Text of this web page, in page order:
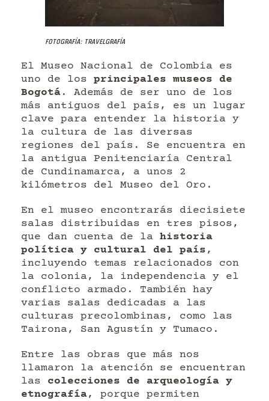
Fotografía: Travelgrafía
El Museo Nacional de Colombia es
uno de los principales museos de
Bogotá . Además de ser uno de los
más antiguos del país, es un lugar
clave para entender la historia y
la cultura de las diversas
regiones del país. Se encuentra en
la antigua Penitenciaría Central
de Cundinamarca, a unos 2
kilómetros del Museo del Oro.
En el museo encontrarás diecisiete
salas distribuidas en tres pisos,
que dan cuenta de la historia
política y cultural del país ,
incluyendo temas relacionados con
la colonia, la independencia y el
conflicto armado. También hay
varias salas dedicadas a las
culturas precolombinas, como las
Tairona, San Agustín y Tumaco.
Entre las obras que más nos
llamaron la atención se encuentran
las colecciones de arqueología y
etnografía, porque permiten